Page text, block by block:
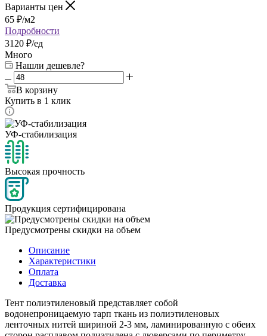
Варианты цен
65 ₽/м2
Подробности
3120 ₽/ед
Много
Нашли дешевле?
В корзину
Купить в 1 клик
УФ-стабилизация
Высокая прочность
Продукция сертифицирована
Предусмотрены скидки на объем
Описание
Характеристики
Оплата
Доставка
Тент полиэтиленовый представляет собой
водонепроницаемую тарп ткань из полиэтиленовых
ленточных нитей шириной 2-3 мм, ламинированную с обеих